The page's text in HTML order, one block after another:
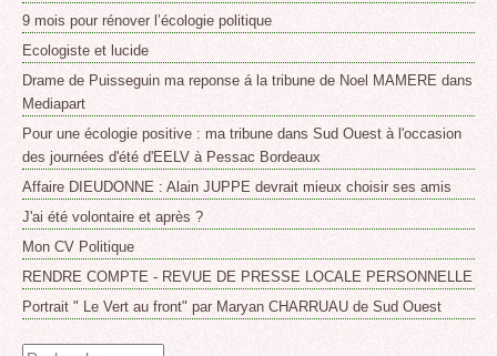
9 mois pour rénover l’écologie politique
Ecologiste et lucide
Drame de Puisseguin ma reponse á la tribune de Noel MAMERE dans
Mediapart
Pour une écologie positive : ma tribune dans Sud Ouest à l'occasion
des journées d'été d'EELV à Pessac Bordeaux
Affaire DIEUDONNE : Alain JUPPE devrait mieux choisir ses amis
J'ai été volontaire et après ?
Mon CV Politique
RENDRE COMPTE - REVUE DE PRESSE LOCALE PERSONNELLE
Portrait " Le Vert au front" par Maryan CHARRUAU de Sud Ouest